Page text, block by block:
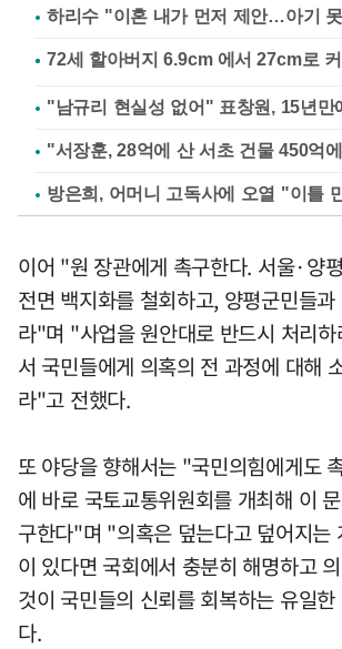
하리수 "이혼 내가 먼저 제안…아기
"남규리 현실성 없어" 표창원, 15년만
"서장훈, 28억에 산 서초 건물 450억
방은희, 어머니 고독사에 오열 "이틀
이어 "원 장관에게 촉구한다. 서울·양
전면 백지화를 철회하고, 양평군민들
라"며 "사업을 원안대로 반드시 처리
서 국민들에게 의혹의 전 과정에 대해
라"고 전했다.
또 야당을 향해서는 "국민의힘에게도
에 바로 국토교통위원회를 개최해 이
구한다"며 "의혹은 덮는다고 덮어지는
이 있다면 국회에서 충분히 해명하고
것이 국민들의 신뢰를 회복하는 유일
다.